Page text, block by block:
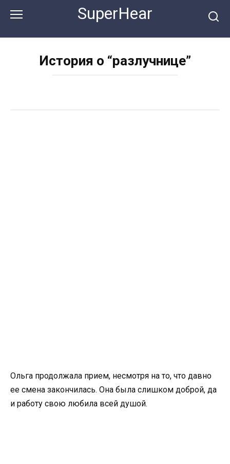
SuperHear
История о “разлучнице”
Ольга продолжала прием, несмотря на то, что давно
ее смена закончилась. Она была слишком доброй, да
и работу свою любила всей душой.